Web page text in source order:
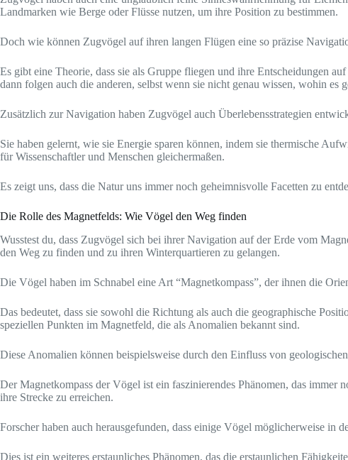
Landmarken wie Berge oder Flüsse nutzen, um ihre Position zu bestimmen.
Doch wie können Zugvögel auf ihren langen Flügen eine so präzise
Es gibt eine Theorie, dass sie als Gruppe fliegen und ihre Entscheidungen
dann folgen auch die anderen, selbst wenn sie nicht genau wissen, wohin es
Zusätzlich zur Navigation haben Zugvögel auch Überlebensstrategien
Sie haben gelernt, wie sie Energie sparen können, indem sie thermische
für Wissenschaftler und Menschen gleichermaßen.
Es zeigt uns, dass die Natur uns immer noch geheimnisvolle Facetten zu
Die Rolle des Magnetfelds: Wie Vögel den Weg finden
Wusstest du, dass Zugvögel sich bei ihrer Navigation auf der Erde vom
den Weg zu finden und zu ihren Winterquartieren zu gelangen.
Die Vögel haben im Schnabel eine Art “Magnetkompass”, der ihnen die
Das bedeutet, dass sie sowohl die Richtung als auch die geographische
speziellen Punkten im Magnetfeld, die als Anomalien bekannt sind.
Diese Anomalien können beispielsweise durch den Einfluss von
Der Magnetkompass der Vögel ist ein faszinierendes Phänomen, das
ihre Strecke zu erreichen.
Forscher haben auch herausgefunden, dass einige Vögel möglicherweise in
Dies ist ein weiteres erstaunliches Phänomen, das die erstaunlichen